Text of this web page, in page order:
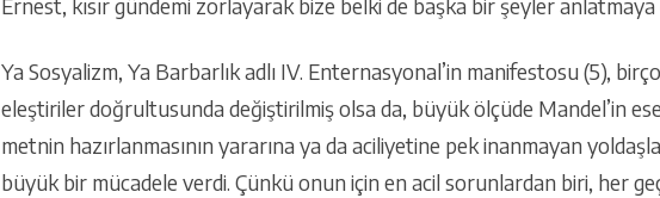
Ernest, kısır gündemi zorlayarak bize belki de başka bir şeyler anlatmaya
Ya Sosyalizm, Ya Barbarlık adlı IV. Enternasyonal’in manifestosu (5),
eleştiriler doğrultusunda değiştirilmiş olsa da, büyük ölçüde Mandel’in
metnin hazırlanmasının yararına ya da aciliyetine pek inanmayan
büyük bir mücadele verdi. Çünkü onun için en acil sorunlardan biri, her